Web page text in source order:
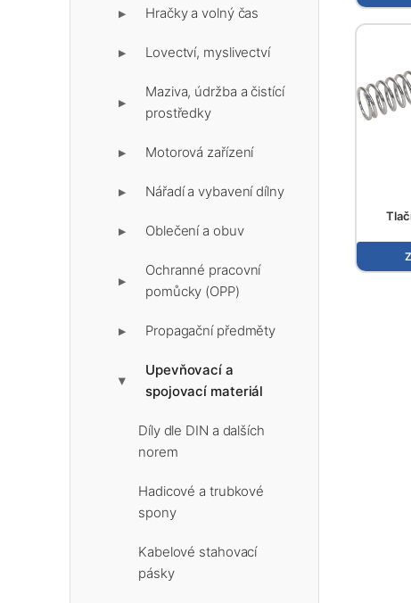
▶ Hračky a volný čas
▶ Lovectví, myslivectví
▶
Maziva, údržba a čistící
prostředky
▶ Motorová zařízení
▶ Nářadí a vybavení dílny
▶ Oblečení a obuv
▶
Ochranné pracovní
pomůcky (OPP)
▶ Propagační předměty
▶
Upevňovací a
spojovací materiál
Díly dle DIN a dalších
norem
Hadicové a trubkové
spony
Kabelové stahovací
pásky